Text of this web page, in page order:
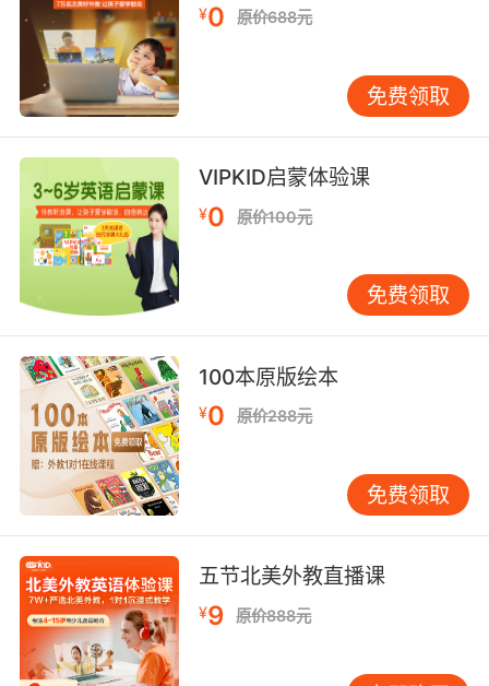
5. But I think I could give you some guidance
in terms of your future, and doing it on your
own terms.
但我想我可以给你一些 未来演艺事业的指导 你可
以自由发展
6. You're only there for me when it's on your
terms.
你只会在你有需要的时候 才会来陪我
不 这次我们不按你的套路来
8. Separating short term memory from long
term memory.
将短期记忆与长期记忆分开
9. You know, I've lived my life on my terms,
and I'll see it end on my term.
你知道 我一直按自己的方式生活 我也要以自己的
方式结束
¥0 原价688元
免费领取
VIPKID启蒙体验课
¥0 原价100元
免费领取
100本原版绘本
¥0 原价288元
免费领取
五节北美外教直播课
¥9 原价888元